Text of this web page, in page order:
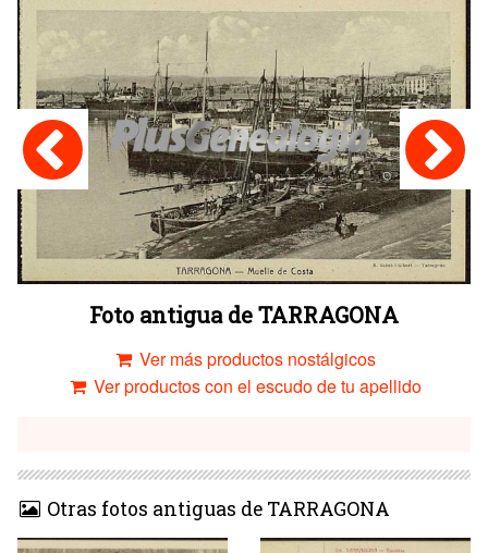
Foto antigua de TARRAGONA
Ver más productos nostálgicos
Ver productos con el escudo de tu apellido
Otras fotos antiguas de TARRAGONA